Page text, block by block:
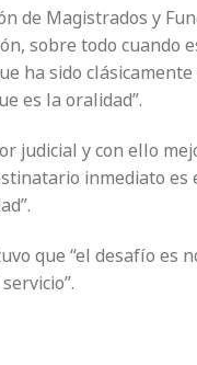
de Magistrados y
sobre todo
ha sido
es la oralidad”.
judicial y con ello
inmediato
que “el desafío